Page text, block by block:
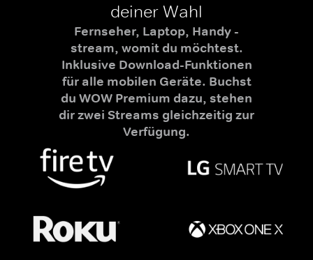
deiner Wahl
Fernseher, Laptop, Handy -
stream, womit du möchtest.
Inklusive Download-Funktionen
für alle mobilen Geräte. Buchst
du WOW Premium dazu, stehen
dir zwei Streams gleichzeitig zur
Verfügung.